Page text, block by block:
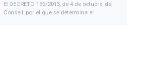
El DECRETO 136/2013, de 4 de octubre, del
Consell, por el que se determina el